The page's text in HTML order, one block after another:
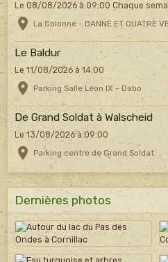
Le 08/08/2026 à 09:00 Chaque
La Colonne - DANNE ET QUATRE
Le Baldur
Le 11/08/2026 à 14:00
Parking Salle Léon IX - Dabo
De Grand Soldat à Walscheid
Le 13/08/2026 à 09:00
Parking centre de Grand Soldat
Dernières photos